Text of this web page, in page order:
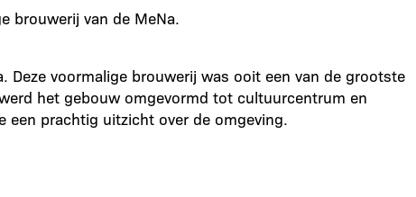
brouwerij van de MeNa.
Deze voormalige brouwerij was ooit een van de grootste
het gebouw omgevormd tot cultuurcentrum en
een prachtig uitzicht over de omgeving.